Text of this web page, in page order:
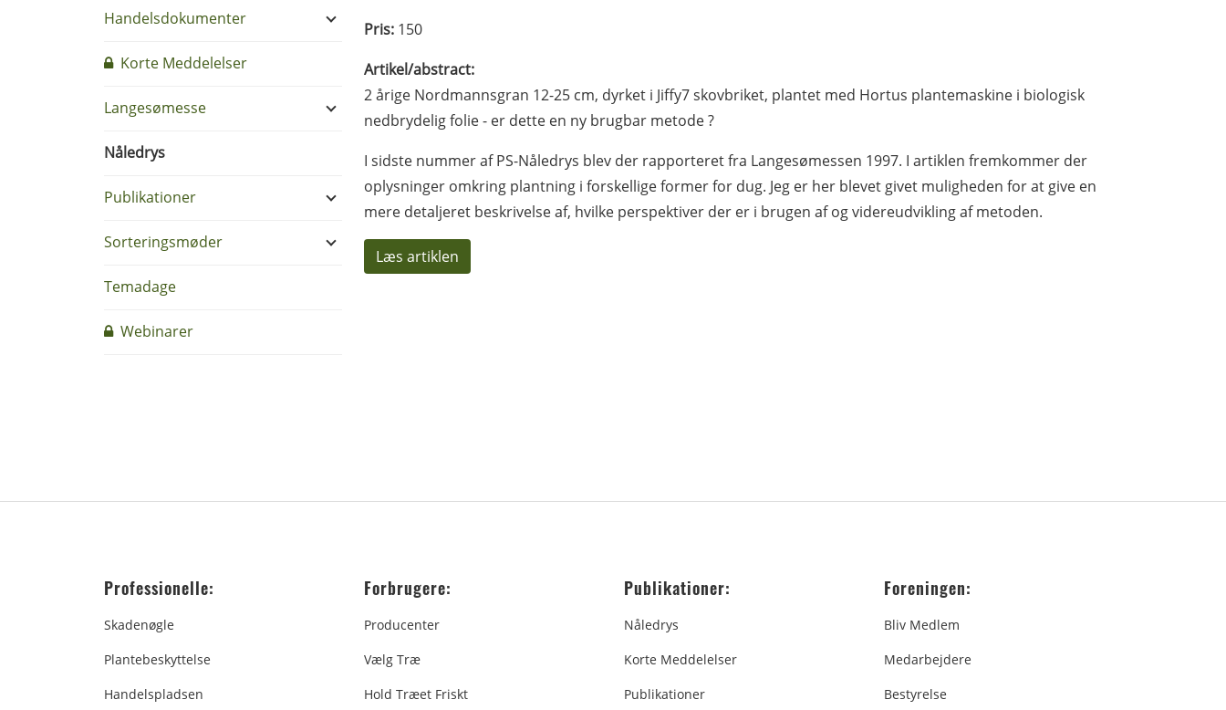
Handelsdokumenter
Korte Meddelelser
Langesømesse
Nåledrys
Publikationer
Sorteringsmøder
Temadage
Webinarer
Pris: 150
Artikel/abstract:
2 årige Nordmannsgran 12-25 cm, dyrket i Jiffy7 skovbriket, plantet med Hortus plantemaskine i biologisk
nedbrydelig folie - er dette en ny brugbar metode ?
I sidste nummer af PS-Nåledrys blev der rapporteret fra Langesømessen 1997. I artiklen fremkommer der
oplysninger omkring plantning i forskellige former for dug. Jeg er her blevet givet muligheden for at give en
mere detaljeret beskrivelse af, hvilke perspektiver der er i brugen af og videreudvikling af metoden.
Læs artiklen
Professionelle:
Skadenøgle
Plantebeskyttelse
Handelspladsen
Forbrugere:
Producenter
Vælg Træ
Hold Træet Friskt
Publikationer:
Nåledrys
Korte Meddelelser
Publikationer
Foreningen:
Bliv Medlem
Medarbejdere
Bestyrelse